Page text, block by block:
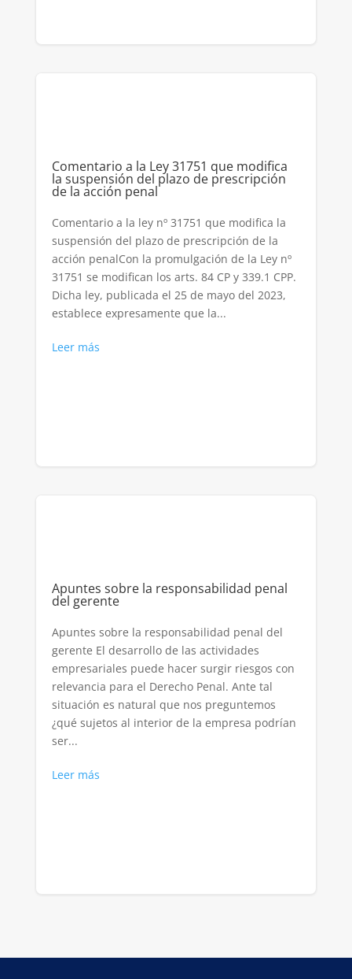
Comentario a la Ley 31751 que modifica
la suspensión del plazo de prescripción
de la acción penal
Comentario a la ley nº 31751 que modifica la
suspensión del plazo de prescripción de la
acción penalCon la promulgación de la Ley nº
31751 se modifican los arts. 84 CP y 339.1 CPP.
Dicha ley, publicada el 25 de mayo del 2023,
establece expresamente que la...
Leer más
Apuntes sobre la responsabilidad penal
del gerente
Apuntes sobre la responsabilidad penal del
gerente El desarrollo de las actividades
empresariales puede hacer surgir riesgos con
relevancia para el Derecho Penal. Ante tal
situación es natural que nos preguntemos
¿qué sujetos al interior de la empresa podrían
ser...
Leer más